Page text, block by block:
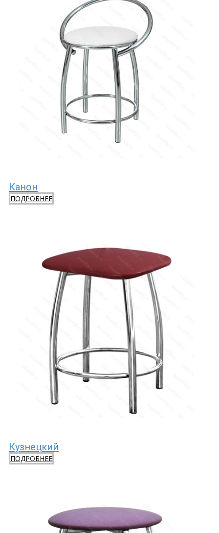
Канон
ПОДРОБНЕЕ
Кузнецкий
ПОДРОБНЕЕ